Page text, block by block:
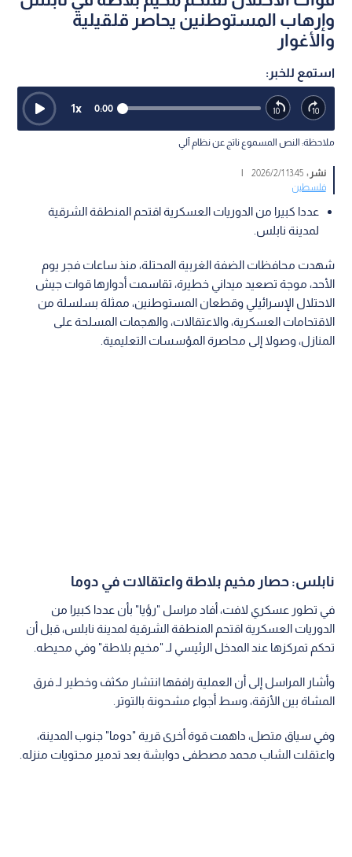
وإرهاب المستوطنين يحاصر قلقيلية
والأغوار
استمع للخبر:
0:00
1x
ملاحظة: النص المسموع ناتج عن نظام آلي
نشر :13:45 2026/2/1
|
فلسطين
عددا كبيرا من الدوريات العسكرية اقتحم المنطقة الشرقية
لمدينة نابلس.
شهدت محافظات الضفة الغربية المحتلة، منذ ساعات فجر يوم
الأحد، موجة تصعيد ميداني خطيرة، تقاسمت أدوارها قوات جيش
الاحتلال الإسرائيلي وقطعان المستوطنين، ممثلة بسلسلة من
الاقتحامات العسكرية، والاعتقالات، والهجمات المسلحة على
المنازل، وصولا إلى محاصرة المؤسسات التعليمية.
نابلس: حصار مخيم بلاطة واعتقالات في دوما
في تطور عسكري لافت، أفاد مراسل "رؤيا" بأن عددا كبيرا من
الدوريات العسكرية اقتحم المنطقة الشرقية لمدينة نابلس، قبل أن
تحكم تمركزها عند المدخل الرئيسي لـ "مخيم بلاطة" وفي محيطه.
وأشار المراسل إلى أن العملية رافقها انتشار مكثف وخطير لـ فرق
المشاة بين الأزقة، وسط أجواء مشحونة بالتوتر.
وفي سياق متصل، داهمت قوة أخرى قرية "دوما" جنوب المدينة،
واعتقلت الشاب محمد مصطفى دوابشة بعد تدمير محتويات منزله.